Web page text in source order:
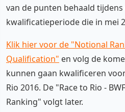
van de punten behaald
kwalificatieperiode die in mei
Klik hier voor de "Notional
Qualification" en volg de
kunnen gaan kwalificeren
Rio 2016. De "Race to Rio -
Ranking" volgt later.